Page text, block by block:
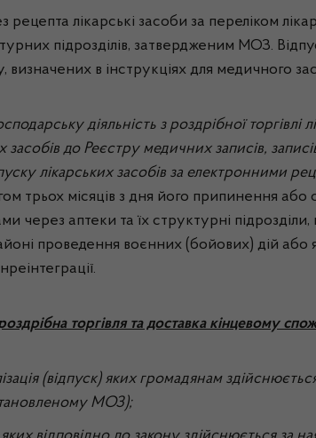
рецепта лікарські засоби за переліком
підрозділів, затвердженим МОЗ.
визначених в інструкціях для медичного
діяльність з роздрібної
до Реєстру медичних записів,
лікарських засобів за електронними
трьох місяців з дня його припинення або
через аптеки та їх структурні
проведення воєнних (бойових) дій або
торгівля та доставка кінцевому
(відпуск) яких громадянам
МОЗ);